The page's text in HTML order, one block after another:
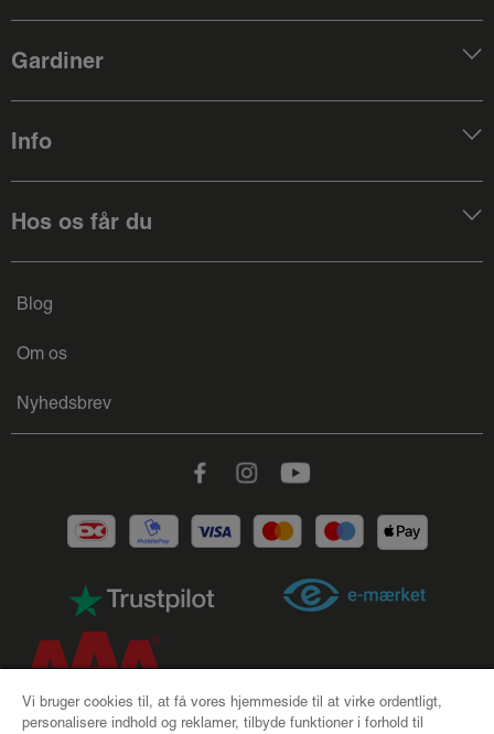
Gardiner
Info
Hos os får du
Blog
Om os
Nyhedsbrev
FacebookInstagramYoutube
Vi bruger cookies til, at få vores hjemmeside til at virke ordentligt,
personalisere indhold og reklamer, tilbyde funktioner i forhold til